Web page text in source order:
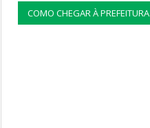
COMO CHEGAR À PREFEITURA